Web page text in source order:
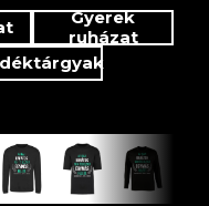
Gyerek
ruházat